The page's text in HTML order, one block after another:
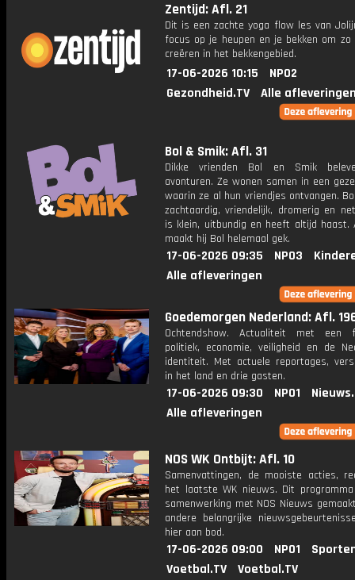
Zentijd: Afl. 21
Dit is een zachte yoga flow les van
focus op je heupen en je bekken om
creëren in het bekkengebied.
17-06-2026 10:15
NPO2
Gezondheid.TV
Alle
Bol & Smik: Afl. 31
Dikke vrienden Bol en Smik
avonturen. Ze wonen samen in een
waarin ze al hun vriendjes ontvangen.
zachtaardig, vriendelijk, dromerig en
is klein, uitbundig en heeft altijd haast.
maakt hij Bol helemaal gek.
17-06-2026 09:35 NPO3
Alle afleveringen
Goedemorgen Nederland: Afl.
Ochtendshow. Actualiteit met een
politiek, economie, veiligheid en de
identiteit. Met actuele reportages,
in het land en drie gasten.
17-06-2026 09:30 NPO1
Alle afleveringen
NOS WK Ontbijt: Afl. 10
Samenvattingen, de mooiste acties,
het laatste WK nieuws. Dit
samenwerking met NOS Nieuws
andere belangrijke
hier aan bod.
17-06-2026 09:00 NPO1
Voetbal.TV
Voetbal.TV